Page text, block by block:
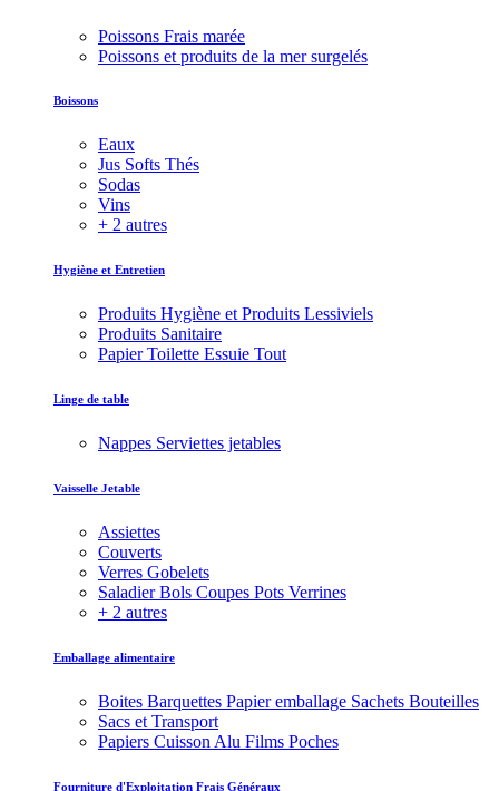
Poissons Frais marée
Poissons et produits de la mer surgelés
Boissons
Eaux
Jus Softs Thés
Sodas
Vins
+ 2 autres
Hygiène et Entretien
Produits Hygiène et Produits Lessiviels
Produits Sanitaire
Papier Toilette Essuie Tout
Linge de table
Nappes Serviettes jetables
Vaisselle Jetable
Assiettes
Couverts
Verres Gobelets
Saladier Bols Coupes Pots Verrines
+ 2 autres
Emballage alimentaire
Boites Barquettes Papier emballage Sachets Bouteilles
Sacs et Transport
Papiers Cuisson Alu Films Poches
Fourniture d'Exploitation Frais Généraux